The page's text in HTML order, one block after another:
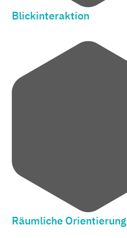
Blickinteraktion
Räumliche Orientierung